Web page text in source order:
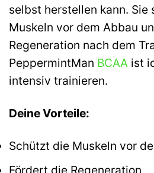
selbst herstellen kann. Sie
Muskeln vor dem Abbau
Regeneration nach dem
PeppermintMan BCAA ist
intensiv trainieren.
Deine Vorteile:
Schützt die Muskeln vor